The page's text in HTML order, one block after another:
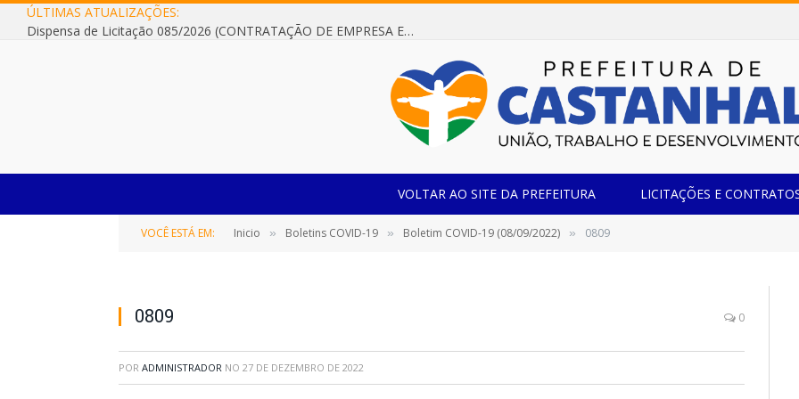
ÚLTIMAS ATUALIZAÇÕES:
Dispensa de Licitação 085/2026 (CONTRATAÇÃO DE EMPRESA ESPECIALIZADA NA FABRICAÇÃO DE MÓVEIS SOB MEDIDA COM ESTRUTURA METÁLICA EM METALON PARA ATENDIMENTO DAS NECESSIDADES DA SALA SIMOV DA EMEF MADRE MARIA VIGANÓ)
VOLTAR AO SITE DA PREFEITURA LICITAÇÕES E
VOCÊ ESTÁ EM: Inicio » Boletins COVID-19 » Boletim COVID-19 (08/09/2022) » 0809
0809 0
POR ADMINISTRADOR NO 27 DE DEZEMBRO DE 2022